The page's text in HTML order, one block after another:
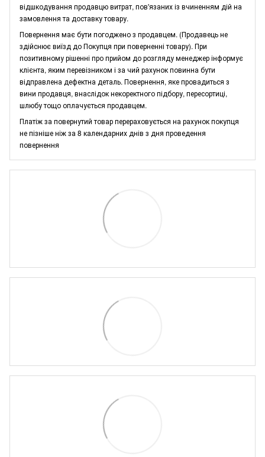
відшкодування продавцю витрат, пов'язаних із вчиненням дій на
замовлення та доставку товару.
Повернення має бути погоджено з продавцем. (Продавець не
здійснює виїзд до Покупця при поверненні товару). При
позитивному рішенні про прийом до розгляду менеджер інформує
клієнта, яким перевізником і за чий рахунок повинна бути
відправлена дефектна деталь. Повернення, яке провадиться з
вини продавця, внаслідок некоректного підбору, пересортиці,
шлюбу тощо оплачується продавцем.
Платіж за повернутий товар перераховується на рахунок покупця
не пізніше ніж за 8 календарних днів з дня проведення
повернення